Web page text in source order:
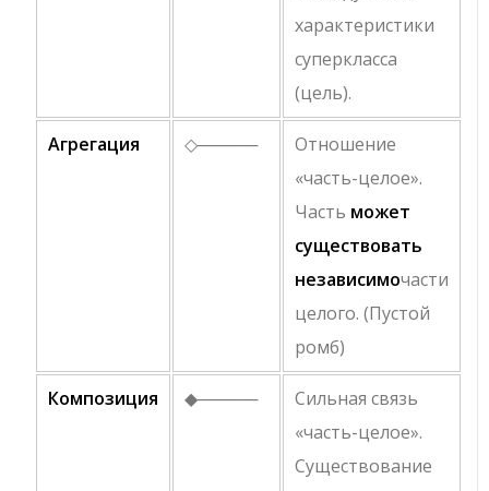
характеристики
суперкласса
(цель).
Агрегация ◇─────
Отношение
«часть-целое».
Часть может
существовать
независимочасти
целого. (Пустой
ромб)
Композиция ◆─────
Сильная связь
«часть-целое».
Существование